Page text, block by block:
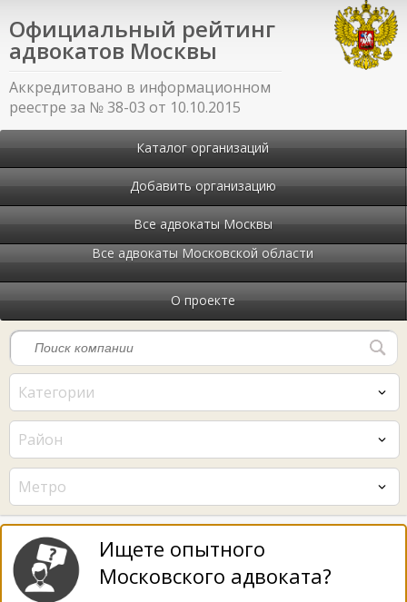
Официальный рейтинг
адвокатов Москвы
Аккредитовано в информационном
реестре за № 38-03 от 10.10.2015
Каталог организаций
Добавить организацию
Все адвокаты Москвы
Все адвокаты Московской области
О проекте
Категории
Район
Метро
Ищете опытного
Московского адвоката?